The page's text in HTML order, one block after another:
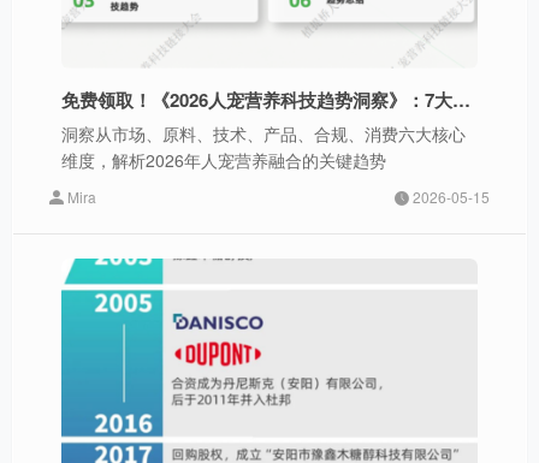
免费领取！《2026人宠营养科技趋势洞察》：7大高增长赛道、20+核心原料全解析
洞察从市场、原料、技术、产品、合规、消费六大核心
维度，解析2026年人宠营养融合的关键趋势
Mira 2026-05-15